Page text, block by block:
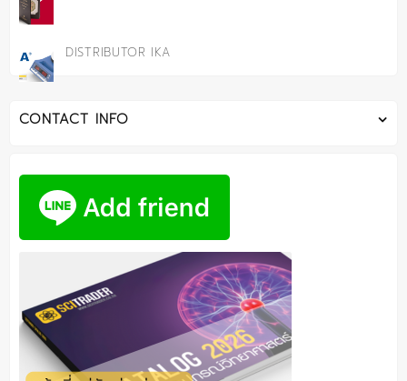
DISTRIBUTOR IKA
CONTACT INFO